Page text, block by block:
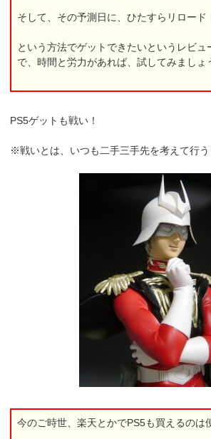
そして、その予測日に、ひたすらリロード
という方法でゲットできたいというレビュ
で、時間と労力があれば、試してみましょ
PS5ゲットも戦い！
※戦いとは、いつも二手三手先を考えて行う
今のご時世、楽天とかでPS5も買えるのは